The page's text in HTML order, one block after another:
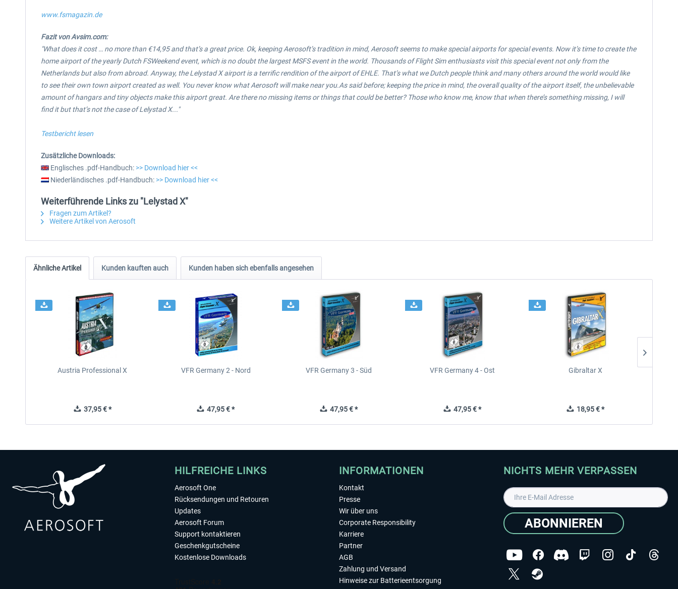
www.fsmagazin.de
Fazit von Avsim.com:
"What does it cost … no more than €14,95 and that’s a great price. Ok, keeping Aerosoft’s tradition in mind, Aerosoft seems to make special airports for special events. Now it’s time to create the
home airport of the yearly Dutch FSWeekend event, which is no doubt the largest MSFS event in the world. Thousands of Flight Sim enthusiasts visit this special event not only from the
Netherlands but also from abroad. Anyway, the Lelystad X airport is a terrific rendition of the airport of EHLE. That’s what we Dutch people think and many others around the world would like
to see their own town airport created as well. You never know what Aerosoft will make near you.As said before; keeping the price in mind, the overall quality of the airport itself, the unbelievable
amount of hangars and tiny objects make this airport great. Are there no missing items or things that could be better? Those who know me, know that when there’s something missing, I will
find it but that’s not the case of Lelystad X..."
Testbericht lesen
Zusätzliche Downloads:
Englisches .pdf-Handbuch: >> Download hier <<
Niederländisches .pdf-Handbuch: >> Download hier <<
Weiterführende Links zu "Lelystad X"
Fragen zum Artikel?
Weitere Artikel von Aerosoft
Ähnliche Artikel Kunden kauften auch Kunden haben sich ebenfalls angesehen
Austria Professional X
37,95 € *
VFR Germany 2 - Nord
47,95 € *
VFR Germany 3 - Süd
47,95 € *
VFR Germany 4 - Ost
47,95 € *
Gibraltar X
18,95 € *
HILFREICHE LINKS
Aerosoft One
Rücksendungen und Retouren
Updates
Aerosoft Forum
Support kontaktieren
Geschenkgutscheine
Kostenlose Downloads
INFORMATIONEN
Kontakt
Presse
Wir über uns
Corporate Responsibility
Karriere
Partner
AGB
Zahlung und Versand
Hinweise zur Batterieentsorgung
NICHTS MEHR VERPASSEN
ABONNIEREN